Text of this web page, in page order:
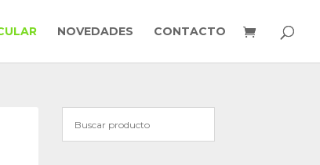
NOVEDADES CONTACTO